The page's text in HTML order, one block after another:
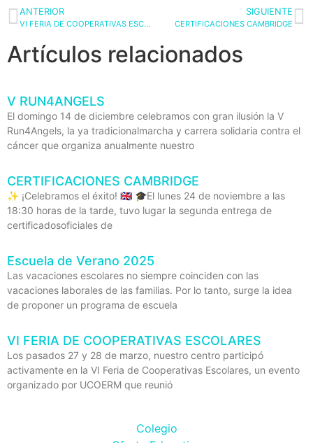
ANTERIOR
VI FERIA DE COOPERATIVAS ESCOLARES
SIGUIENTE
CERTIFICACIONES CAMBRIDGE
Artículos relacionados
V RUN4ANGELS
El domingo 14 de diciembre celebramos con gran ilusión la V
Run4Angels, la ya tradicionalmarcha y carrera solidaria contra el
cáncer que organiza anualmente nuestro
CERTIFICACIONES CAMBRIDGE
✨ ¡Celebramos el éxito! 🇬🇧 🎓El lunes 24 de noviembre a las
18:30 horas de la tarde, tuvo lugar la segunda entrega de
certificadosoficiales de
Escuela de Verano 2025
Las vacaciones escolares no siempre coinciden con las
vacaciones laborales de las familias. Por lo tanto, surge la idea
de proponer un programa de escuela
VI FERIA DE COOPERATIVAS ESCOLARES
Los pasados 27 y 28 de marzo, nuestro centro participó
activamente en la VI Feria de Cooperativas Escolares, un evento
organizado por UCOERM que reunió
Colegio